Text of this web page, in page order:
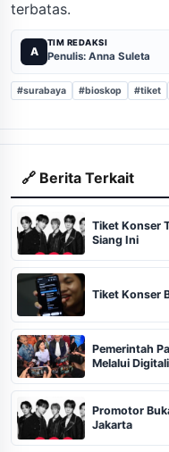
terbatas.
A
TIM REDAKSI
Penulis: Anna Suleta
#surabaya #bioskop #tiket
🔗 Berita Terkait
Tiket Konser
Siang Ini
Tiket Konser
Pemerintah
Melalui
Promotor
Jakarta